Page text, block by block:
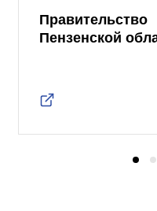
Правительство
Пензенской